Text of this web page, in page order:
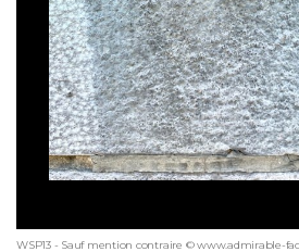
WSP13 - Sauf mention contraire © www.admirable-